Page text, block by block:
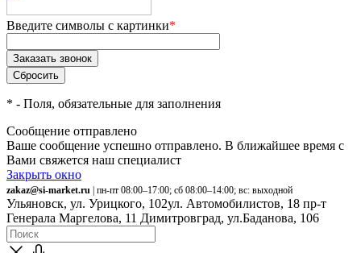
Введите символы с картинки*
* - Поля, обязательные для заполнения
Сообщение отправлено
Ваше сообщение успешно отправлено. В ближайшее время с
Вами свяжется наш специалист
Закрыть окно
zakaz@si-market.ru | пн-пт 08:00–17:00; сб 08:00–14:00; вс: выходной
Ульяновск, ул. Урицкого, 102ул. Автомобилистов, 18 пр-т
Генерала Маргелова, 11 Димитровград, ул.Баданова, 106